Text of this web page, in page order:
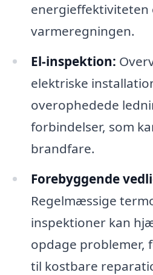
energieffektiviteten
varmeregningen.
El-inspektion:
elektriske
overophedede
forbindelser, som
brandfare.
Forebyggende
Regelmæssige
inspektioner kan
opdage problemer,
til kostbare